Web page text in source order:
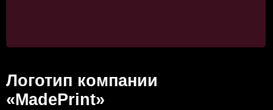
Логотип компании
«MadePrint»